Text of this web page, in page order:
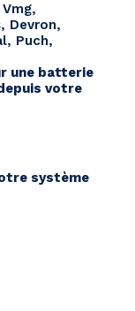
Devron,
Puch,
une batterie
votre
système